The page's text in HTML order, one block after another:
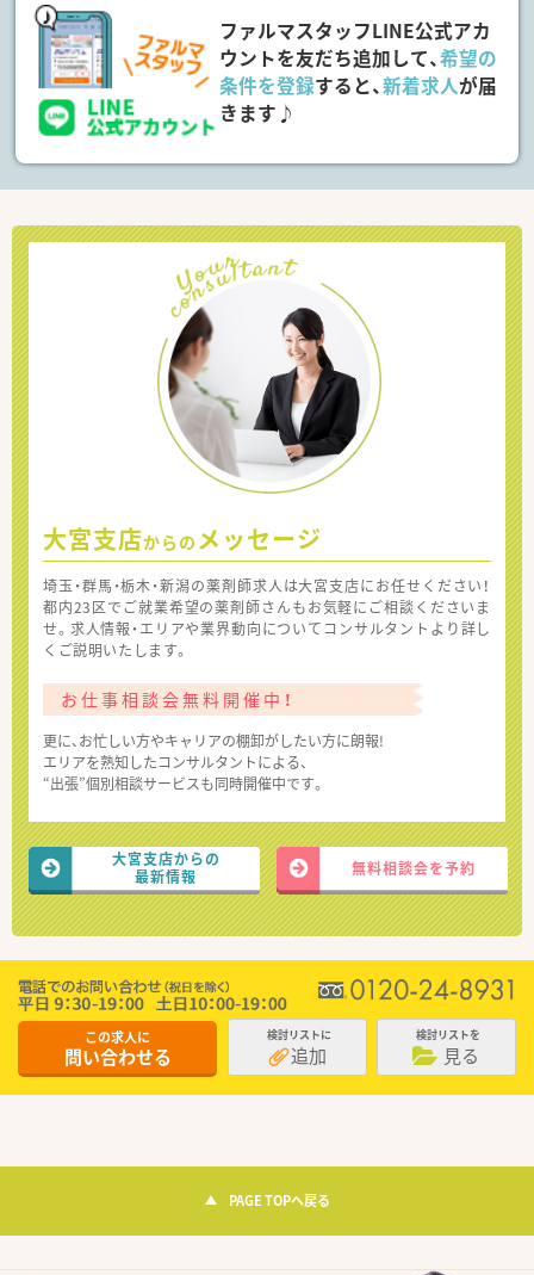
ファルマスタッフLINE公式アカ
ウントを友だち追加して、希望の
条件を登録すると、新着求人が届
きます♪
大宮支店からの メッセージ
埼玉・群馬・栃木・新潟の薬剤師求人は大宮支店にお任せください！
都内23区でご就業希望の薬剤師さんもお気軽にご相談くださいま
せ。求人情報・エリアや業界動向についてコンサルタントより詳し
くご説明いたします。
お仕事相談会無料開催中！
更に、お忙しい方やキャリアの棚卸がしたい方に朗報!
エリアを熟知したコンサルタントによる、
“出張”個別相談サービスも同時開催中です。
大宮支店からの
最新情報
無料相談会を予約
この求人に
問い合わせる
検討リストに
追加
検討リストを
見る
PAGE TOPへ戻る